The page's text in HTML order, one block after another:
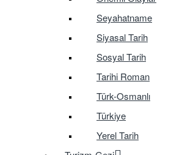
Seyahatname
Siyasal Tarih
Sosyal Tarih
Tarihi Roman
Türk-Osmanlı
Türkiye
Yerel Tarih